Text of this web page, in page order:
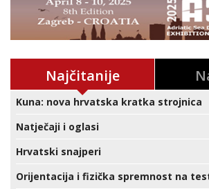
Najčitanije
Kuna: nova hrvatska kratka strojnica
Natječaji i oglasi
Hrvatski snajperi
Orijentacija i fizička spremnost na